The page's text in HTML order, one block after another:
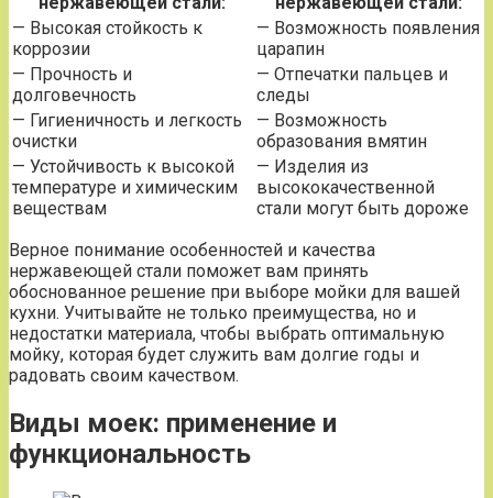
— Высокая стойкость к
коррозии
— Возможность появления
царапин
— Прочность и
долговечность
— Отпечатки пальцев и
следы
— Гигиеничность и легкость
очистки
— Возможность
образования вмятин
— Устойчивость к высокой
температуре и химическим
веществам
— Изделия из
высококачественной
стали могут быть дороже
Верное понимание особенностей и качества
нержавеющей стали поможет вам принять
обоснованное решение при выборе мойки для вашей
кухни. Учитывайте не только преимущества, но и
недостатки материала, чтобы выбрать оптимальную
мойку, которая будет служить вам долгие годы и
радовать своим качеством.
Виды моек: применение и
функциональность